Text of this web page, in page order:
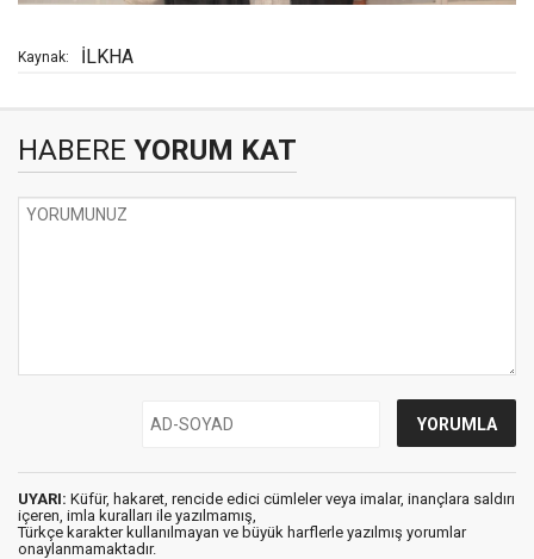
Kaynak: İLKHA
HABERE YORUM KAT
UYARI: Küfür, hakaret, rencide edici cümleler veya imalar, inançlara saldırı
içeren, imla kuralları ile yazılmamış,
Türkçe karakter kullanılmayan ve büyük harflerle yazılmış yorumlar
onaylanmamaktadır.